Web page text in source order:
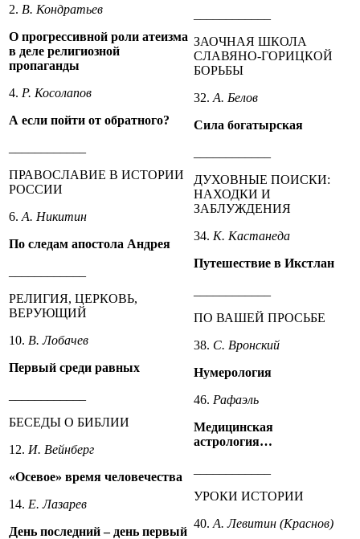
2. В. Кондратьев
О прогрессивной роли атеизма
в деле религиозной
пропаганды
4. Р. Косолапов
А если пойти от обратного?
ПРАВОСЛАВИЕ В ИСТОРИИ
РОССИИ
6. А. Никитин
По следам апостола Андрея
РЕЛИГИЯ, ЦЕРКОВЬ,
ВЕРУЮЩИЙ
10. В. Лобачев
Первый среди равных
БЕСЕДЫ О БИБЛИИ
12. И. Вейнберг
«Осевое» время человечества
14. Е. Лазарев
День последний – день первый
ЗАОЧНАЯ ШКОЛА
СЛАВЯНО-ГОРИЦКОЙ
БОРЬБЫ
32. А. Белов
Сила богатырская
ДУХОВНЫЕ ПОИСКИ:
НАХОДКИ И
ЗАБЛУЖДЕНИЯ
34. К. Кастанеда
Путешествие в Икстлан
ПО ВАШЕЙ ПРОСЬБЕ
38. С. Вронский
Нумерология
46. Рафаэль
Медицинская
астрология…
УРОКИ ИСТОРИИ
40. А. Левитин (Краснов)